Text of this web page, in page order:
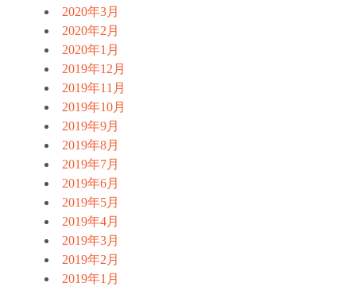
2020年3月
2020年2月
2020年1月
2019年12月
2019年11月
2019年10月
2019年9月
2019年8月
2019年7月
2019年6月
2019年5月
2019年4月
2019年3月
2019年2月
2019年1月